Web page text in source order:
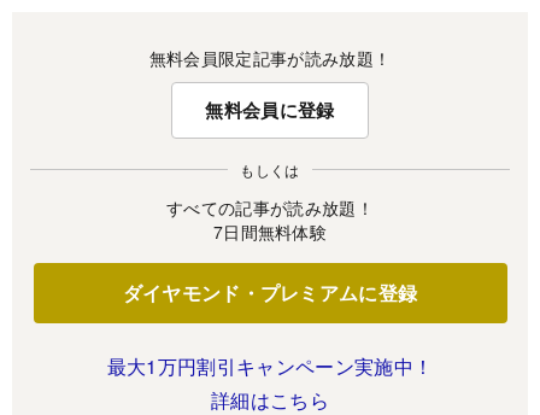
無料会員限定記事が読み放題！
無料会員に登録
もしくは
すべての記事が読み放題！
7日間無料体験
ダイヤモンド・プレミアムに登録
最大1万円割引キャンペーン実施中！
詳細はこちら